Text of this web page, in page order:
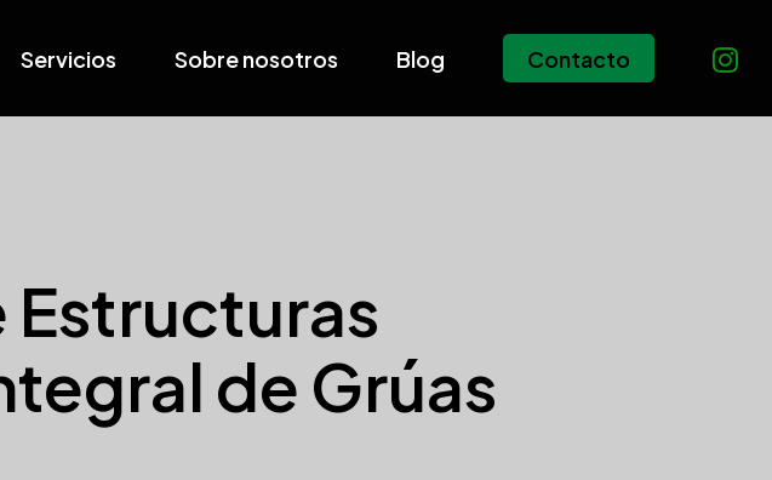
Servicios Sobre nosotros Blog Contacto
Estructuras
de Grúas